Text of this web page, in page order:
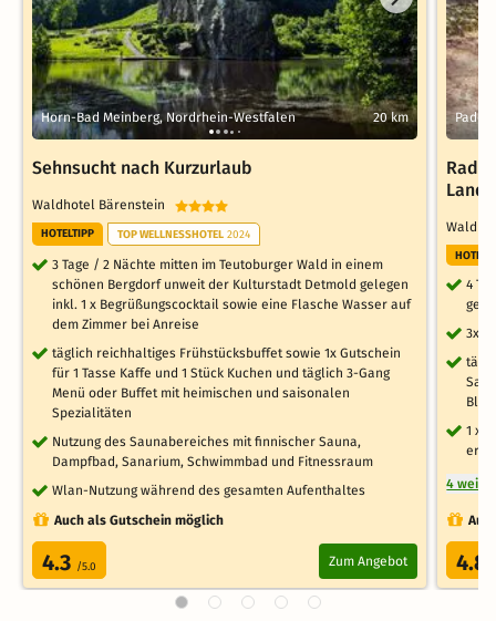
Horn-Bad Meinberg, Nordrhein-Westfalen 20 km
Sehnsucht nach Kurzurlaub
Waldhotel Bärenstein
HOTELTIPP TOP WELLNESSHOTEL 2024
3 Tage / 2 Nächte mitten im Teutoburger Wald in einem
schönen Bergdorf unweit der Kulturstadt Detmold gelegen
inkl. 1 x Begrüßungscocktail sowie eine Flasche Wasser auf
dem Zimmer bei Anreise
täglich reichhaltiges Frühstücksbuffet sowie 1x Gutschein
für 1 Tasse Kaffe und 1 Stück Kuchen und täglich 3-Gang
Menü oder Buffet mit heimischen und saisonalen
Spezialitäten
Nutzung des Saunabereiches mit finnischer Sauna,
Dampfbad, Sanarium, Schwimmbad und Fitnessraum
Wlan-Nutzung während des gesamten Aufenthaltes
Auch als Gutschein möglich
4.3 /5.0 Zum Angebot
Land
4
3x
1 x
4
4.8